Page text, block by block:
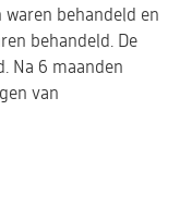
behandeld en
behandeld. De
Na 6 maanden
van